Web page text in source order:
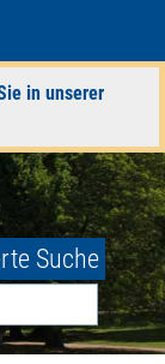
in unserer
Suche